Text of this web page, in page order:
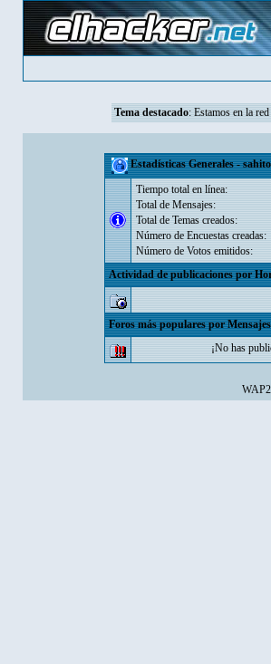
Tema destacado: Estamos en la
Estadísticas Generales -
Tiempo total en línea:
Total de Mensajes:
Total de Temas creados:
Número de Encuestas creadas:
Número de Votos emitidos:
Actividad de publicaciones por
Foros más populares por Mensajes
¡No has
WAP2